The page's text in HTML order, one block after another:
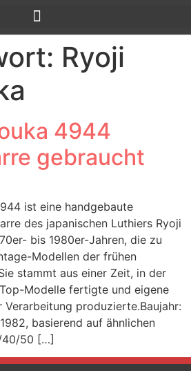
Ryoji
4944
gebraucht
ist eine handgebaute
des japanischen Luthiers Ryoji
bis 1980er-Jahren, die zu
Modellen der frühen
stammt aus einer Zeit, in der
Modelle fertigte und eigene
Verarbeitung produzierte.Baujahr:
basierend auf ähnlichen
40/50 […]